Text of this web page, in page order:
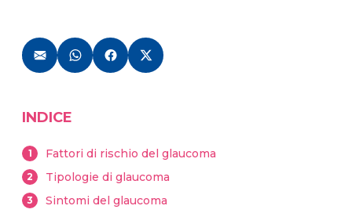
INDICE
1 Fattori di rischio del glaucoma
2 Tipologie di glaucoma
3 Sintomi del glaucoma